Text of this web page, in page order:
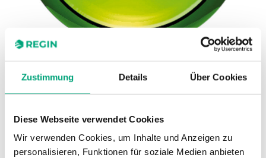
Zustimmung Details Über Cookies
Diese Webseite verwendet Cookies
Wir verwenden Cookies, um Inhalte und Anzeigen zu
personalisieren, Funktionen für soziale Medien anbieten
REGIN
Regio Tool
Konfigurationssoftware für Regio RCP, RCF, RC< 1.6